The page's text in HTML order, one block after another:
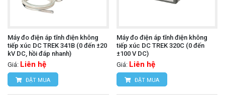
Máy đo điện áp tĩnh điện không
tiếp xúc DC TREK 341B (0 đến ±20
kV DC, hồi đáp nhanh)
Giá: Liên hệ
ĐẶT MUA
Máy đo điện áp tĩnh điện không
tiếp xúc DC TREK 320C (0 đến
±100 V DC)
Giá: Liên hệ
ĐẶT MUA